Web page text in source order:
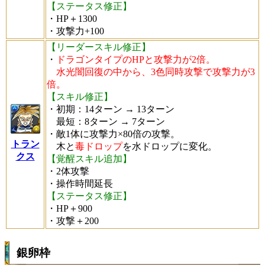
【ステータス修正】
・HP＋1300
・攻撃力+100
トラン
クス
【リーダースキル修正】
・
ドラゴンタイプのHPと攻撃力が2倍。
水光闇回復の中から、3色同時攻撃で攻撃力が3
倍。
【スキル修正】
・初期：14ターン → 13ターン
最短：8ターン → 7ターン
・敵1体に攻撃力×80倍の攻撃。
木と毒ドロップを水ドロップに変化。
【覚醒スキル追加】
・2体攻撃
・操作時間延長
【ステータス修正】
・HP＋900
・攻撃＋200
銀卵枠